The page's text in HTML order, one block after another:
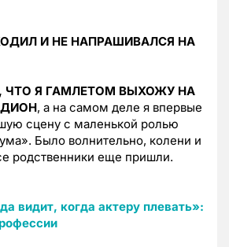
И НЕ НАПРАШИВАЛСЯ НА
ЧТО Я ГАМЛЕТОМ ВЫХОЖУ НА
, а на самом деле я впервые
сцену с маленькой ролью
Было волнительно, колени и
родственники еще пришли.